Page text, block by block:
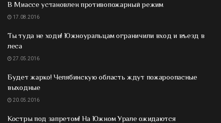
В Миассе установлен противопожарный режим
17.08.2016
Ты туда не ходи! Южноуральцам ограничили вход и въезд в
леса
27.05.2016
Будет жарко! Челябинскую область ждут пожароопасные
выходные
20.05.2016
Костры под запретом! На Южном Урале ожидаются